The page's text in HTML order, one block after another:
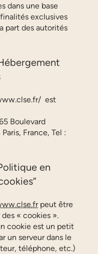
dans une base
exclusives
part des autorités
est
Boulevard
France, Tel :
en
peut être
« cookies ».
cookie est un petit
un serveur dans le
téléphone, etc.)